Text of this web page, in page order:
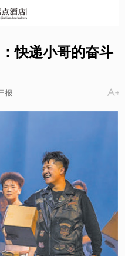
快递小哥的奋斗
报